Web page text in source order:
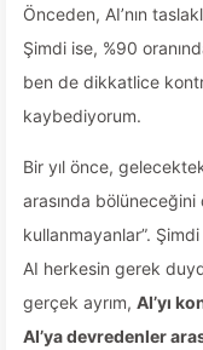
Önceden, AI’nın
Şimdi ise, %90
ben de dikkatlice
kaybediyorum.
Bir yıl önce,
arasında bölüneceğini
kullanmayanlar”. Şimdi
AI herkesin gerek
gerçek ayrım, AI’yı
AI’ya devredenler